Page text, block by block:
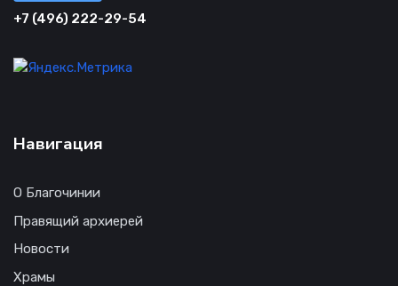
+7 (496) 222-29-54
Навигация
О Благочинии
Правящий архиерей
Новости
Храмы